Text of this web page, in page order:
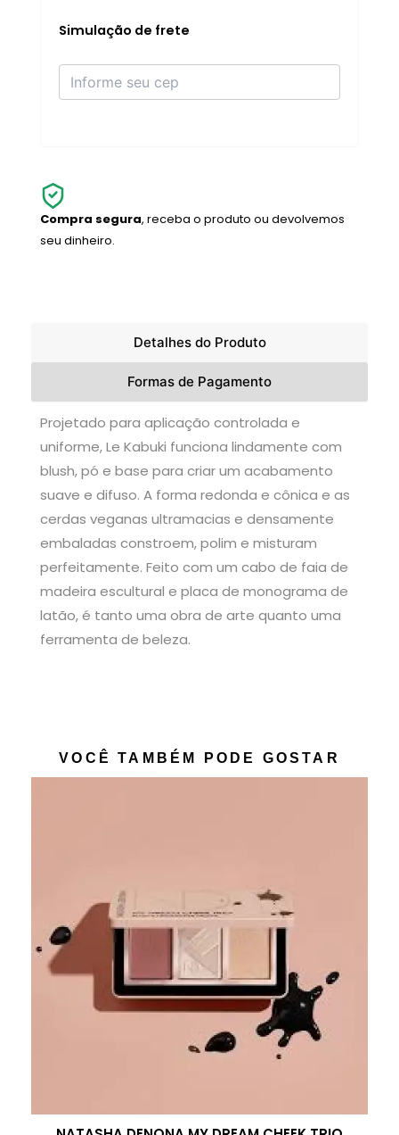
Simulação de frete
Compra segura, receba o produto ou devolvemos
seu dinheiro.
Detalhes do Produto
Formas de Pagamento
Projetado para aplicação controlada e
uniforme, Le Kabuki funciona lindamente com
blush, pó e base para criar um acabamento
suave e difuso. A forma redonda e cônica e as
cerdas veganas ultramacias e densamente
embaladas constroem, polim e misturam
perfeitamente. Feito com um cabo de faia de
madeira escultural e placa de monograma de
latão, é tanto uma obra de arte quanto uma
ferramenta de beleza.
VOCÊ TAMBÉM PODE GOSTAR